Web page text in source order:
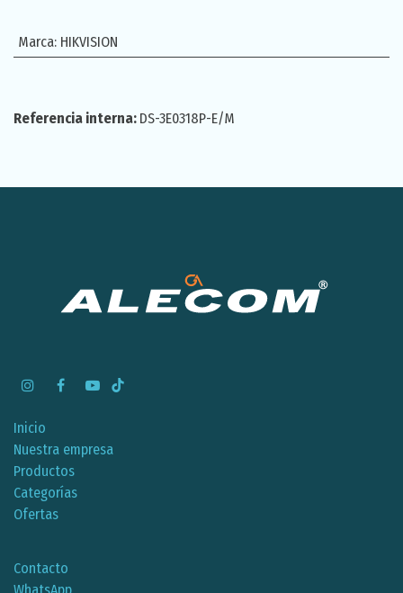
Marca: HIKVISION
Referencia interna: DS-3E0318P-E/M
Inicio
Nuestra empresa
Productos
Categorías
Ofertas
Contacto